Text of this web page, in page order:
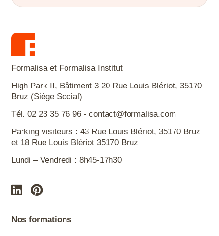
Formalisa et Formalisa Institut
High Park II, Bâtiment 3 20 Rue Louis Blériot, 35170
Bruz (Siège Social)
Tél. 02 23 35 76 96 - contact@formalisa.com
Parking visiteurs : 43 Rue Louis Blériot, 35170 Bruz
et 18 Rue Louis Blériot 35170 Bruz
Lundi – Vendredi : 8h45-17h30
Nos formations